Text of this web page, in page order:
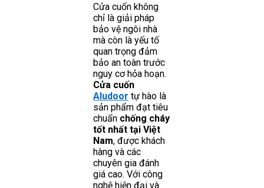
Cửa cuốn không
chỉ là giải pháp
bảo vệ ngôi nhà
mà còn là yếu tố
quan trọng đảm
bảo an toàn trước
nguy cơ hỏa hoạn.
Cửa cuốn
Aludoor tự hào là
sản phẩm đạt tiêu
chuẩn chống cháy
tốt nhất tại Việt
Nam, được khách
hàng và các
chuyên gia đánh
giá cao. Với công
nghệ hiện đại và